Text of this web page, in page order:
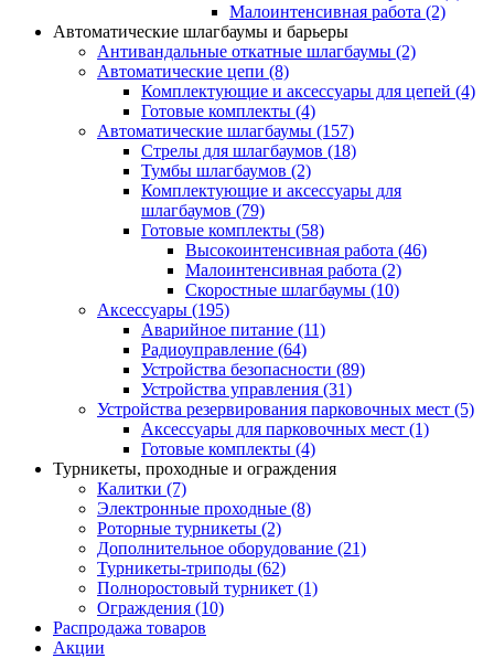
Малоинтенсивная работа (2)
Автоматические шлагбаумы и барьеры
Антивандальные откатные шлагбаумы (2)
Автоматические цепи (8)
Комплектующие и аксессуары для цепей (4)
Готовые комплекты (4)
Автоматические шлагбаумы (157)
Стрелы для шлагбаумов (18)
Тумбы шлагбаумов (2)
Комплектующие и аксессуары для
шлагбаумов (79)
Готовые комплекты (58)
Высокоинтенсивная работа (46)
Малоинтенсивная работа (2)
Скоростные шлагбаумы (10)
Аксессуары (195)
Аварийное питание (11)
Радиоуправление (64)
Устройства безопасности (89)
Устройства управления (31)
Устройства резервирования парковочных мест (5)
Аксессуары для парковочных мест (1)
Готовые комплекты (4)
Турникеты, проходные и ограждения
Калитки (7)
Электронные проходные (8)
Роторные турникеты (2)
Дополнительное оборудование (21)
Турникеты-триподы (62)
Полноростовый турникет (1)
Ограждения (10)
Распродажа товаров
Акции